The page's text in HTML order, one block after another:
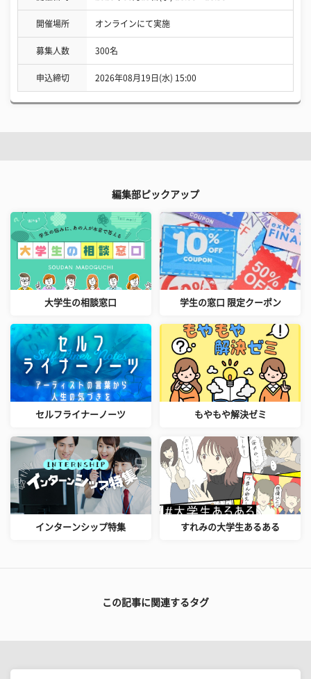
開催場所 オンラインにて実施
募集人数 300名
申込締切 2026年08月19日(水) 15:00
編集部ピックアップ
大学生の相談窓口 学生の窓口 限定クーポン
セルフライナーノーツ もやもや解決ゼミ
インターンシップ特集 すれみの大学生あるある
この記事に関連するタグ